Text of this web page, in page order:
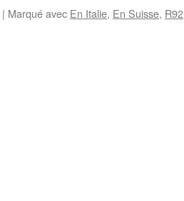
| Marqué avec En Italie, En Suisse, R92